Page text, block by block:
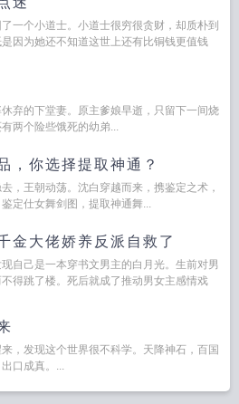
一个小道士。小道士很穷很贪财，却质朴到
因为她还不知道这世上还有比铜钱更值钱
弃的下堂妻。原主爹娘早逝，只留下一间烧
两个险些饿死的幼弟...
，你选择提取神通？
，王朝动荡。沈白穿越而来，携鉴定之术，
定仕女舞剑图，提取神通舞...
金大佬娇养反派自救了
自己是一本穿书文男主的白月光。生前对男
得跳了楼。死后就成了推动男女主感情戏
，发现这个世界很不科学。天降神石，百国
口成真。...